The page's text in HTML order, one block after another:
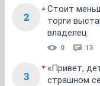
2
Стоит
торги
владелец
0 13
3
«Привет,
страшном